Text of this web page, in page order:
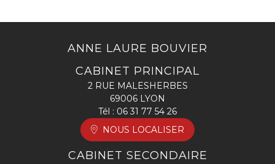
ANNE LAURE BOUVIER
CABINET PRINCIPAL
2 RUE MALESHERBES
69006 LYON
Tél : 06 31 77 54 26
NOUS LOCALISER
CABINET SECONDAIRE